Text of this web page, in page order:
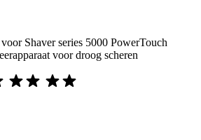
Shaver series 5000 PowerTouch
voor droog scheren